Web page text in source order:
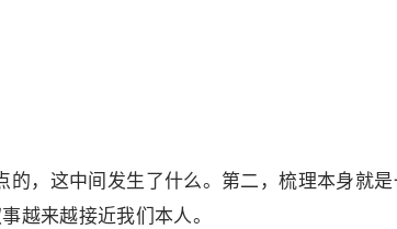
这中间发生了什么。第二，梳理本身就
越来越接近我们本人。